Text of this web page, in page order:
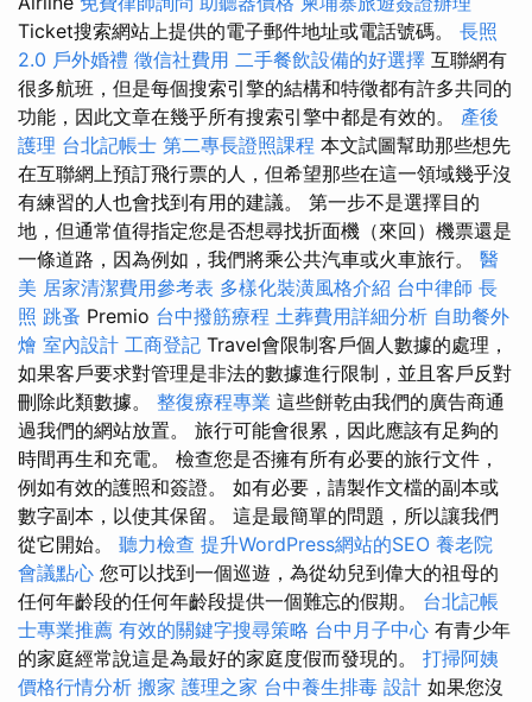
Ticket搜索網站上提供的電子郵件地址或電話號碼。 長照
2.0 戶外婚禮 徵信社費用 二手餐飲設備的好選擇 互聯網有
很多航班，但是每個搜索引擎的結構和特徵都有許多共同的
功能，因此文章在幾乎所有搜索引擎中都是有效的。 產後
護理 台北記帳士 第二專長證照課程 本文試圖幫助那些想先
在互聯網上預訂飛行票的人，但希望那些在這一領域幾乎沒
有練習的人也會找到有用的建議。 第一步不是選擇目的
地，但通常值得指定您是否想尋找折面機（來回）機票還是
一條道路，因為例如，我們將乘公共汽車或火車旅行。 醫
美 居家清潔費用參考表 多樣化裝潢風格介紹 台中律師 長
照 跳蚤 Premio 台中撥筋療程 土葬費用詳細分析 自助餐外
燴 室內設計 工商登記 Travel會限制客戶個人數據的處理，
如果客戶要求對管理是非法的數據進行限制，並且客戶反對
刪除此類數據。 整復療程專業 這些餅乾由我們的廣告商通
過我們的網站放置。 旅行可能會很累，因此應該有足夠的
時間再生和充電。 檢查您是否擁有所有必要的旅行文件，
例如有效的護照和簽證。 如有必要，請製作文檔的副本或
數字副本，以使其保留。 這是最簡單的問題，所以讓我們
從它開始。 聽力檢查 提升WordPress網站的SEO 養老院
會議點心 您可以找到一個巡遊，為從幼兒到偉大的祖母的
任何年齡段的任何年齡段提供一個難忘的假期。 台北記帳
士專業推薦 有效的關鍵字搜尋策略 台中月子中心 有青少年
的家庭經常說這是為最好的家庭度假而發現的。 打掃阿姨
價格行情分析 搬家 護理之家 台中養生排毒 設計 如果您沒